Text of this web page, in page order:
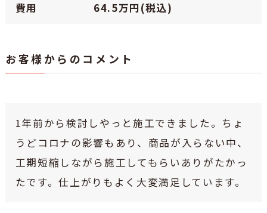
費用 64.5万円(税込)
お客様からのコメント
1年前から検討しやっと施工できました。ちょ
うどコロナの影響もあり、商品が入らない中、
工期短縮しながら施工してもらいありがたかっ
たです。仕上がりもよく大変満足しています。